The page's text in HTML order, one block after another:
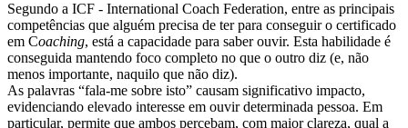
Segundo a ICF - International Coach Federation, entre as principais
competências que alguém precisa de ter para conseguir o certificado
em Coaching, está a capacidade para saber ouvir. Esta habilidade é
conseguida mantendo foco completo no que o outro diz (e, não
menos importante, naquilo que não diz).
As palavras “fala-me sobre isto” causam significativo impacto,
evidenciando elevado interesse em ouvir determinada pessoa. Em
particular, permite que ambos percebam, com maior clareza, qual a